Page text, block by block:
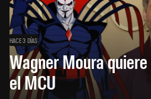
HACE 3 DÍAS
Wagner Moura
el MCU